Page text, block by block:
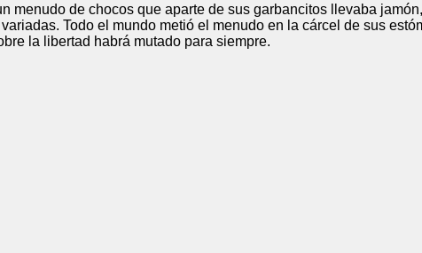
menudo de chocos que aparte de sus garbancitos llevaba
Todo el mundo metió el menudo en la cárcel de sus
la libertad habrá mutado para siempre.